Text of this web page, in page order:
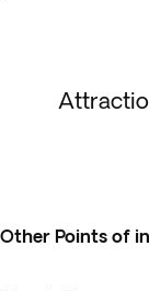
Other Points of